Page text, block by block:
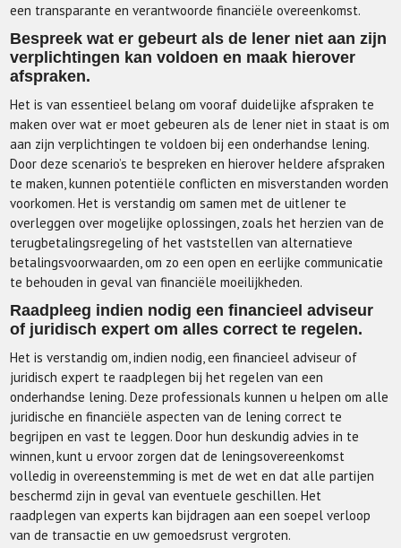
een transparante en verantwoorde financiële overeenkomst.
Bespreek wat er gebeurt als de lener niet aan zijn
verplichtingen kan voldoen en maak hierover
afspraken.
Het is van essentieel belang om vooraf duidelijke afspraken te
maken over wat er moet gebeuren als de lener niet in staat is om
aan zijn verplichtingen te voldoen bij een onderhandse lening.
Door deze scenario’s te bespreken en hierover heldere afspraken
te maken, kunnen potentiële conflicten en misverstanden worden
voorkomen. Het is verstandig om samen met de uitlener te
overleggen over mogelijke oplossingen, zoals het herzien van de
terugbetalingsregeling of het vaststellen van alternatieve
betalingsvoorwaarden, om zo een open en eerlijke communicatie
te behouden in geval van financiële moeilijkheden.
Raadpleeg indien nodig een financieel adviseur
of juridisch expert om alles correct te regelen.
Het is verstandig om, indien nodig, een financieel adviseur of
juridisch expert te raadplegen bij het regelen van een
onderhandse lening. Deze professionals kunnen u helpen om alle
juridische en financiële aspecten van de lening correct te
begrijpen en vast te leggen. Door hun deskundig advies in te
winnen, kunt u ervoor zorgen dat de leningsovereenkomst
volledig in overeenstemming is met de wet en dat alle partijen
beschermd zijn in geval van eventuele geschillen. Het
raadplegen van experts kan bijdragen aan een soepel verloop
van de transactie en uw gemoedsrust vergroten.